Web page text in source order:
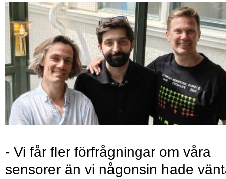
- Vi får fler förfrågningar om våra
sensorer än vi någonsin hade